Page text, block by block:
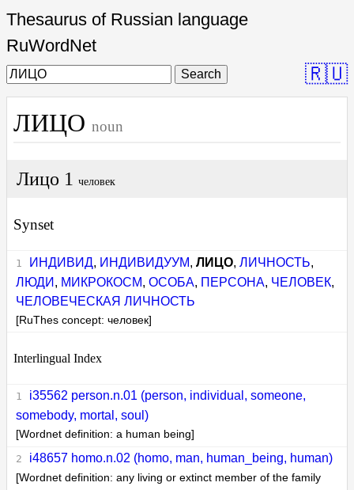
Thesaurus of Russian language
RuWordNet
Search 🇷🇺
ЛИЦО noun
Лицо 1 человек
Synset
ИНДИВИД, ИНДИВИДУУМ, ЛИЦО, ЛИЧНОСТЬ,
ЛЮДИ , МИКРОКОСМ,ОСОБА, ПЕРСОНА, ЧЕЛОВЕК,
ЧЕЛОВЕЧЕСКАЯ ЛИЧНОСТЬ
[RuThes concept: человек]
Interlingual Index
i35562 person.n.01 (person, individual, someone,
somebody, mortal, soul)
[Wordnet definition: a human being]
i48657 homo.n.02 (homo, man, human_being, human)
[Wordnet definition: any living or extinct member of the family